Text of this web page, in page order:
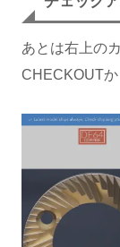
あとは右上の
CHECKOUTか